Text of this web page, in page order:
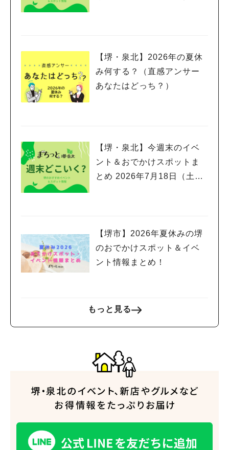
【堺・泉北】2026年の夏休
み何する？（直感アンサー
あなたはどっち？）
【堺・泉北】今週末のイベ
ント＆おでかけスポットま
とめ 2026年7月18日（土）
【堺市】2026年夏休みの堺
のおでかけスポット＆イベ
ント情報まとめ！
もっと見る